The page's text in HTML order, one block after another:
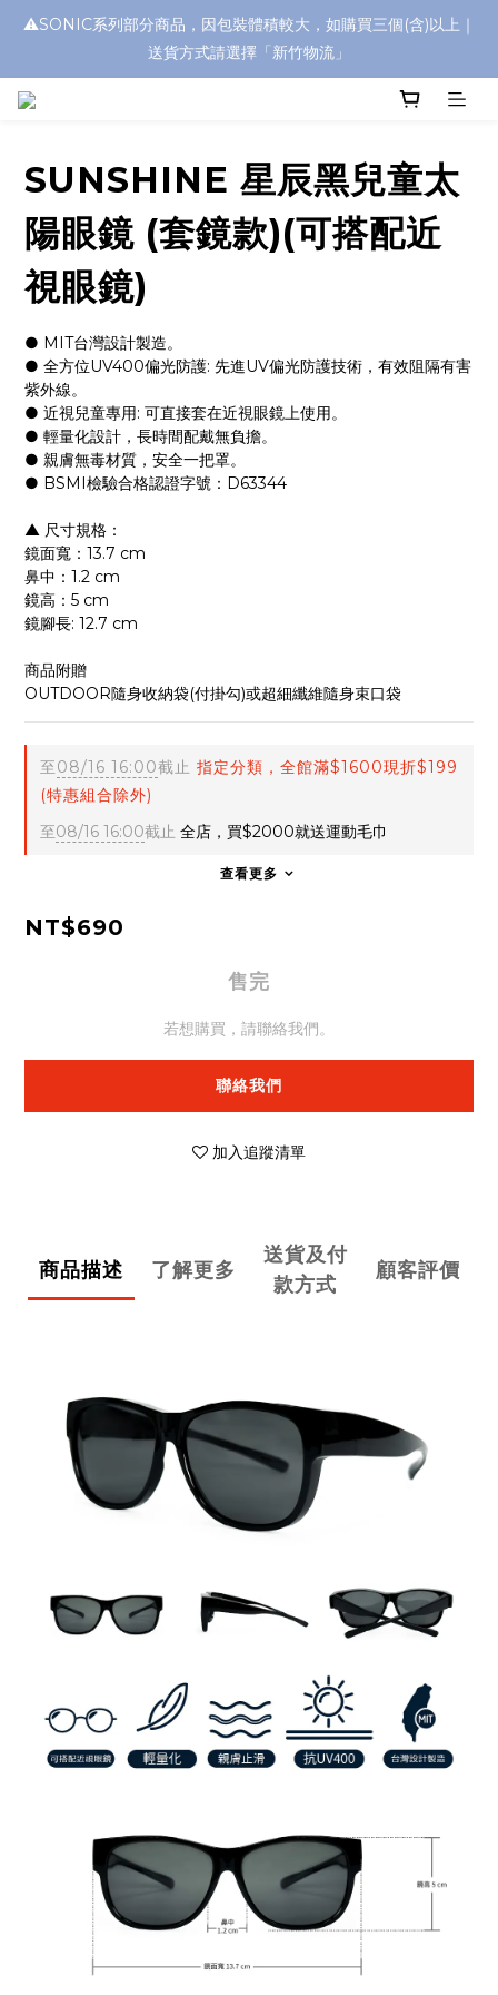
浮水太陽眼鏡🌊 全面升級新上市🎉
⚠️SONIC系列部分商品，因包裝體積較大，如購買三個(含)以上｜
送貨方式請選擇「新竹物流」
SUNSHINE 星辰黑兒童太
陽眼鏡 (套鏡款)(可搭配近
視眼鏡)
● MIT台灣設計製造。
● 全方位UV400偏光防護: 先進UV偏光防護技術，有效阻隔有害
紫外線。
● 近視兒童專用: 可直接套在近視眼鏡上使用。
● 輕量化設計，長時間配戴無負擔。
● 親膚無毒材質，安全一把罩。
● BSMI檢驗合格認證字號：D63344
▲ 尺寸規格：
鏡面寬：13.7 cm
鼻中：1.2 cm
鏡高：5 cm
鏡腳長: 12.7 cm
商品附贈
OUTDOOR隨身收納袋(付掛勾)或超細纖維隨身束口袋
至08/16 16:00截止 指定分類，全館滿$1600現折$199
(特惠組合除外)
至08/16 16:00截止 全店，買$2000就送運動毛巾
查看更多
NT$690
售完
若想購買，請聯絡我們。
聯絡我們
加入追蹤清單
商品描述 了解更多
送貨及付
款方式
顧客評價